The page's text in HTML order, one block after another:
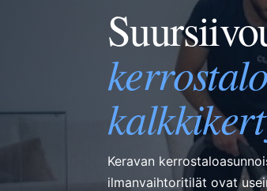
Keravan
ilmanvaihtoritilät ovat